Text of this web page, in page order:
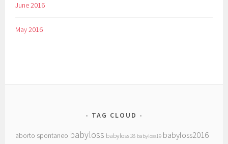
June 2016
May 2016
TAG CLOUD
aborto spontaneo babyloss babyloss18 babyloss19 babyloss2016